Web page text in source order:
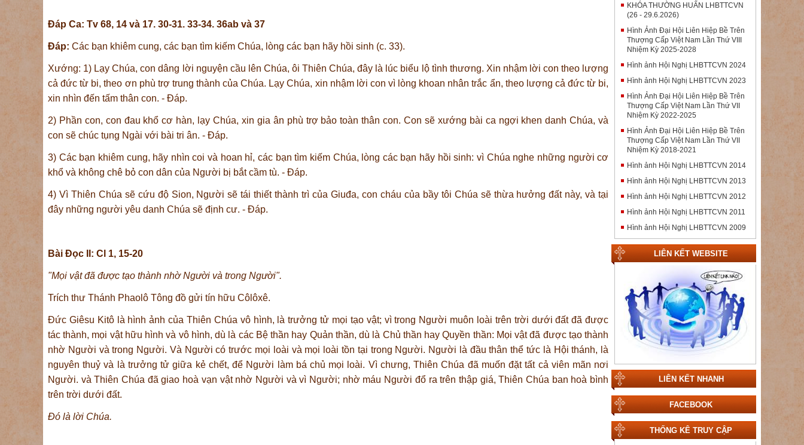
Ðáp Ca: Tv 68, 14 và 17. 30-31. 33-34. 36ab và 37
Ðáp: Các bạn khiêm cung, các bạn tìm kiếm Chúa, lòng các bạn hãy hồi sinh (c. 33).
Xướng: 1) Lạy Chúa, con dâng lời nguyện cầu lên Chúa, ôi Thiên Chúa, đây là lúc biểu lộ tình thương. Xin nhậm lời con theo lượng
cả đức từ bi, theo ơn phù trợ trung thành của Chúa. Lạy Chúa, xin nhậm lời con vì lòng khoan nhân trắc ẩn, theo lượng cả đức từ bi,
xin nhìn đến tấm thân con. - Ðáp.
2) Phần con, con đau khổ cơ hàn, lạy Chúa, xin gia ân phù trợ bảo toàn thân con. Con sẽ xướng bài ca ngợi khen danh Chúa, và
con sẽ chúc tụng Ngài với bài tri ân. - Ðáp.
3) Các bạn khiêm cung, hãy nhìn coi và hoan hỉ, các bạn tìm kiếm Chúa, lòng các bạn hãy hồi sinh: vì Chúa nghe những người cơ
khổ và không chê bỏ con dân của Người bị bắt cầm tù. - Ðáp.
4) Vì Thiên Chúa sẽ cứu độ Sion, Người sẽ tái thiết thành trì của Giuđa, con cháu của bầy tôi Chúa sẽ thừa hưởng đất này, và tại
đây những người yêu danh Chúa sẽ định cư. - Ðáp.
Bài Ðọc II: Cl 1, 15-20
"Mọi vật đã được tạo thành nhờ Người và trong Người".
Trích thư Thánh Phaolô Tông đồ gửi tín hữu Côlôxê.
Ðức Giêsu Kitô là hình ảnh của Thiên Chúa vô hình, là trưởng tử mọi tạo vật; vì trong Người muôn loài trên trời dưới đất đã được
tác thành, mọi vật hữu hình và vô hình, dù là các Bệ thần hay Quản thần, dù là Chủ thần hay Quyền thần: Mọi vật đã được tạo thành
nhờ Người và trong Người. Và Người có trước mọi loài và mọi loài tồn tại trong Người. Người là đầu thân thể tức là Hội thánh, là
nguyên thuỷ và là trưởng tử giữa kẻ chết, để Người làm bá chủ mọi loài. Vì chưng, Thiên Chúa đã muốn đặt tất cả viên mãn nơi
Người. và Thiên Chúa đã giao hoà vạn vật nhờ Người và vì Người; nhờ máu Người đổ ra trên thập giá, Thiên Chúa ban hoà bình
trên trời dưới đất.
Ðó là lời Chúa.
KHÓA THƯỜNG HUẤN LHBTTCVN
(26 - 29.6.2026)
Hình Ảnh Đại Hội Liên Hiệp Bề Trên
Thượng Cấp Việt Nam Lần Thứ VIII
Nhiệm Kỳ 2025-2028
Hình ảnh Hội Nghị LHBTTCVN 2024
Hình ảnh Hội Nghị LHBTTCVN 2023
Hình Ảnh Đại Hội Liên Hiệp Bề Trên
Thượng Cấp Việt Nam Lần Thứ VII
Nhiệm Kỳ 2022-2025
Hình Ảnh Đại Hội Liên Hiệp Bề Trên
Thượng Cấp Việt Nam Lần Thứ VII
Nhiệm Kỳ 2018-2021
Hình ảnh Hội Nghị LHBTTCVN 2014
Hình ảnh Hội Nghị LHBTTCVN 2013
Hình ảnh Hội Nghị LHBTTCVN 2012
Hình ảnh Hội Nghị LHBTTCVN 2011
Hình ảnh Hội Nghị LHBTTCVN 2009
LIÊN KẾT WEBSITE
LIÊN KẾT NHANH
FACEBOOK
THỐNG KÊ TRUY CẬP